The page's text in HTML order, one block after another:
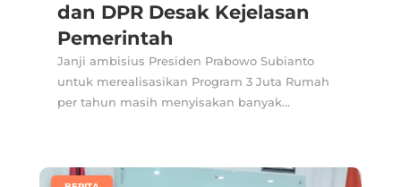
dan DPR Desak Kejelasan
Pemerintah
Janji ambisius Presiden Prabowo Subianto
untuk merealisasikan Program 3 Juta Rumah
per tahun masih menyisakan banyak...